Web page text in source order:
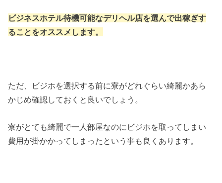
ビジネスホテル待機可能なデリヘル店を選んで出稼ぎす
ることをオススメします。
ただ、ビジホを選択する前に寮がどれぐらい綺麗かあら
かじめ確認しておくと良いでしょう。
寮がとても綺麗で一人部屋なのにビジホを取ってしまい
費用が掛かかってしまったという事も良くあります。